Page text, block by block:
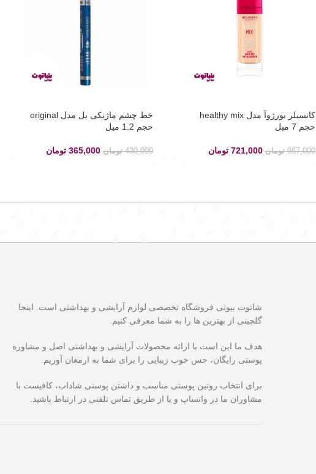
کانسیلر بورژوآ مدل healthy mix
حجم 7 میل
987,000 تومان 721,000 تومان
خط چشم ماژیکی بل مدل original
حجم 1.2 میل
430,000 تومان 365,000 تومان
شاتوت بیوتی فروشگاه تخصصی لوازم آرایشی و بهداشتی است. اینجا
گلچینی از بهترین ها را به شما معرفی کنیم.
هدف ما این است با ارائه محصولات آرایشی و بهداشتی اصل و مشاوره
پوستی رایگان، حس خوب زیبایی را برای شما به ارمغان آوریم.
برای انتخاب روتین پوستی مناسب و داشتن پوستی شاداب، کافیست با
مشاوران ما در واتساپ و یا از طریق تماس تلفنی در ارتباط باشید.